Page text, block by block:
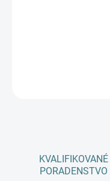
KVALIFIKOVANÉ
PORADENSTVO